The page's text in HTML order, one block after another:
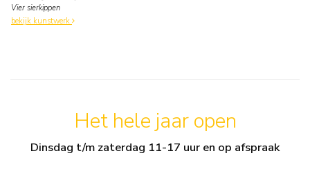
Vier sierkippen
bekijk kunstwerk
Het hele jaar open
Dinsdag t/m zaterdag 11-17 uur en op afspraak